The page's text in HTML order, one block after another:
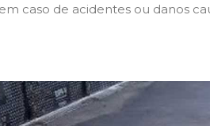
caso de acidentes ou danos